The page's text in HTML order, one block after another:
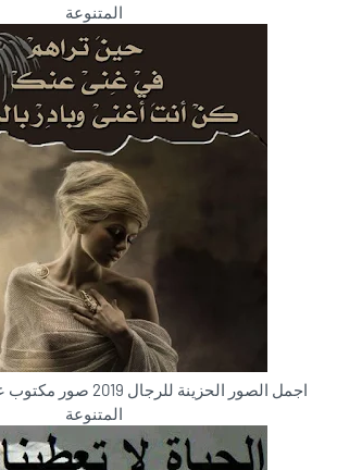
المتنوعة
اجمل الصور الحزينة
المتنوعة